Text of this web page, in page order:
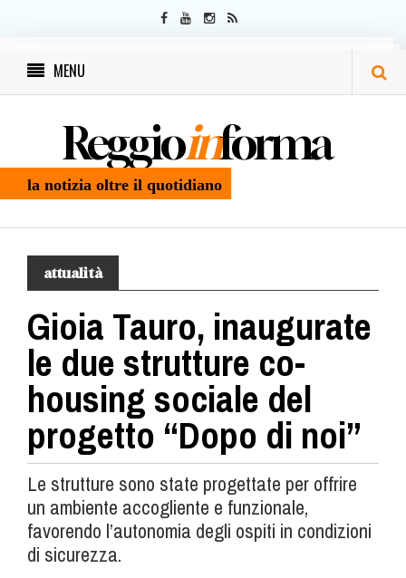
MENU
Reggioinforma
la notizia oltre il quotidiano
attualità
Gioia Tauro, inaugurate
le due strutture co-
housing sociale del
progetto “Dopo di noi”
Le strutture sono state progettate per offrire
un ambiente accogliente e funzionale,
favorendo l’autonomia degli ospiti in condizioni
di sicurezza.